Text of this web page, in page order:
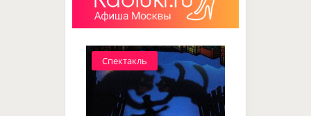
Спектакль